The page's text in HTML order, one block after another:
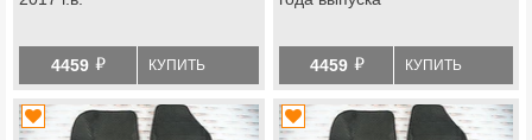
4459 й КУПИТЬ 4459 й КУПИТЬ